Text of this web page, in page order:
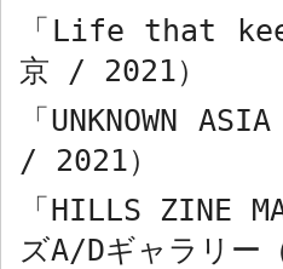
「 Life that
京 / 2021）
「 UNKNOWN
/ 2021）
「 HILLS ZINE
ズA/Dギャラリー